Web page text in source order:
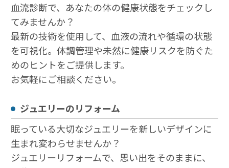
血流診断で、あなたの体の健康状態をチェックし
てみませんか？
最新の技術を使用して、血液の流れや循環の状態
を可視化。体調管理や未然に健康リスクを防ぐた
めのヒントをご提供します。
お気軽にご相談ください。
ジュエリーのリフォーム
眠っている大切なジュエリーを新しいデザインに
生まれ変わらせませんか？
ジュエリーリフォームで、思い出をそのままに、